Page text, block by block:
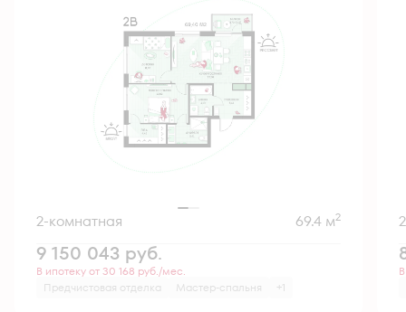
2-комнатная 69.4 м2
9 150 043 руб.
В ипотеку от 30 168 руб./мес.
Предчистовая отделка
Мастер-спальня +1